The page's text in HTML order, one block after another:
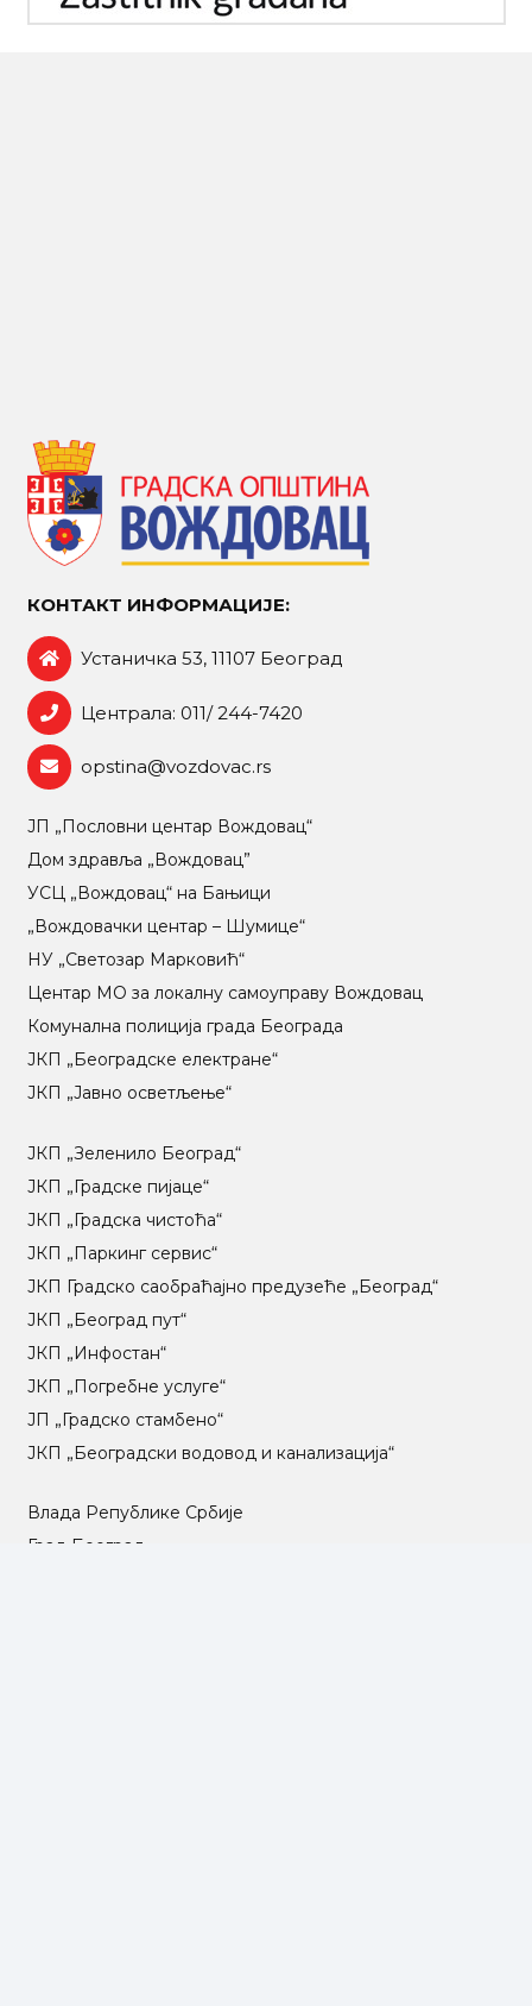
КОНТАКТ ИНФОРМАЦИЈЕ:
Устаничка 53, 11107 Београд
Централа: 011/ 244-7420
opstina@vozdovac.rs
ЈП „Пословни центар Вождовац“
Дом здравља „Вождовац”
УСЦ „Вождовац“ на Бањици
„Вождовачки центар – Шумице“
НУ „Светозар Марковић“
Центар МO за локалну самоуправу Вождовац
Комунална полиција града Београда
ЈКП „Београдске електране“
ЈКП „Јавно осветљење“
ЈКП „Зеленило Београд“
ЈКП „Градске пијаце“
ЈКП „Градска чистоћа“
ЈКП „Паркинг сервис“
ЈКП Градско саобраћајно предузеће „Београд“
ЈКП „Београд пут“
ЈКП „Инфостан“
ЈКП „Погребне услуге“
ЈП „Градско стамбено“
ЈКП „Београдски водовод и канализација“
Влада Републике Србије
Град Београд